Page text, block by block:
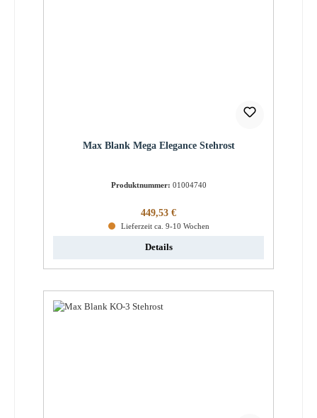
Max Blank Mega Elegance Stehrost
Produktnummer: 01004740
Regulärer Preis:
449,53 €
Lieferzeit ca. 9-10 Wochen
Details